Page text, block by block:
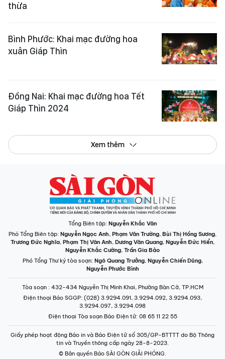
thừa
Bình Phước: Khai mạc đường hoa
xuân Giáp Thìn
Đồng Nai: Khai mạc đường hoa Tết
Giáp Thìn 2024
Xem thêm
Tổng Biên tập: Nguyễn Khắc Văn
Phó Tổng Biên tập: Nguyễn Ngọc Anh, Phạm Văn Trường, Bùi Thị Hồng Sương,
Trương Đức Nghĩa, Phạm Thị Vân Anh, Dương Văn Quang, Nguyễn Đức Hiển,
Nguyễn Khắc Cường, Trần Gia Bảo
Phó Tổng Thư ký tòa soạn: Ngô Quang Trưởng, Nguyễn Chiến Dũng,
Nguyễn Phước Bình
Tòa soạn : 432-434 Nguyễn Thị Minh Khai, Phường Bàn Cờ, TP.HCM
Điện thoại Báo SGGP: (028) 3.9294.091, 3.9294.092, 3.9294.093,
3.9294.097, 3.9294.098
Điện thoại Tòa soạn Báo Điện tử: 08 65 11 22 55
Giấy phép hoạt động Báo in và Báo Điện tử số 305/GP-BTTTT do Bộ Thông
tin và Truyền thông cấp ngày 28-8-2023.
© Bản quyền Báo SÀI GÒN GIẢI PHÓNG.